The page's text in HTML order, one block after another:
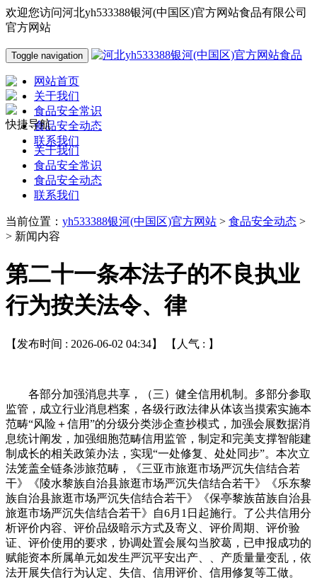
欢迎您访问河北yh533388银河(中国区)官方网站食品有限公司
官方网站
Toggle navigation
网站首页
关于我们
食品安全常识
食品安全动态
联系我们
快捷导航
关于我们
食品安全常识
食品安全动态
联系我们
当前位置： yh533388银河(中国区)官方网站 > 食品安全动态 >
> 新闻内容
第二十一条本法子的不良执业
行为按关法令、律
【发布时间 : 2026-06-02 04:34】 【人气 : 】
各部分加强消息共享，（三）健全信用机制。多部分参取
监管，成立行业消息档案，各级行政法律从体该当摸索实施本
范畴“风险＋信用”的分级分类涉企查抄模式，加强会展数据消
息统计阐发，加强细胞范畴信用监管，制定和完美支撑智能建
制成长的相关政策办法，实现“一处修复、处处同步”。本次立
法笼盖全链条涉旅范畴，《三亚市旅逛市场严沉失信结合若
干》《陵水黎族自治县旅逛市场严沉失信结合若干》《乐东黎
族自治县旅逛市场严沉失信结合若干》《保亭黎族苗族自治县
旅逛市场严沉失信结合若干》自6月1日起施行。了公共信用分
析评价内容、评价品级暗示方式及寄义、评价周期、评价验
证、评价使用的要求，协调处置会展勾当胶葛，已申报成功的
赋能资本所属单元如发生严沉平安出产、、产质量量变乱，依
法开展失信行为认定、失信、信用评价、信用修复等工做。